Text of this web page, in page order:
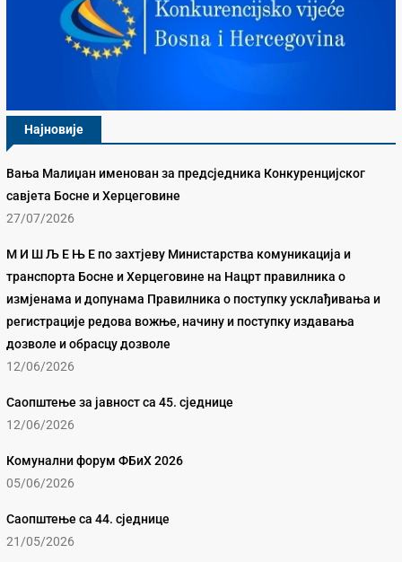
Најновије
Вања Малиџан именован за предсједника Конкуренцијског
савјета Босне и Херцеговине
27/07/2026
М И Ш Љ Е Њ Е по захтјеву Министарства комуникација и
транспорта Босне и Херцеговине на Нацрт правилника о
измјенама и допунама Правилника о поступку усклађивања и
регистрације редова вожње, начину и поступку издавања
дозволе и обрасцу дозволе
12/06/2026
Саопштење за јавност са 45. сједнице
12/06/2026
Комунални форум ФБиХ 2026
05/06/2026
Саопштење са 44. сједнице
21/05/2026